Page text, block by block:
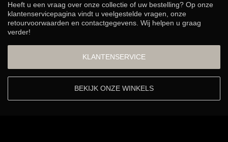
Heeft u een vraag over onze collectie of uw bestelling? Op onze
klantenservicepagina vindt u veelgestelde vragen, onze
retourvoorwaarden en contactgegevens. Wij helpen u graag
verder!
KLANTENSERVICE
BEKIJK ONZE WINKELS